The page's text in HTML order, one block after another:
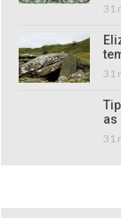
31
31
as
31